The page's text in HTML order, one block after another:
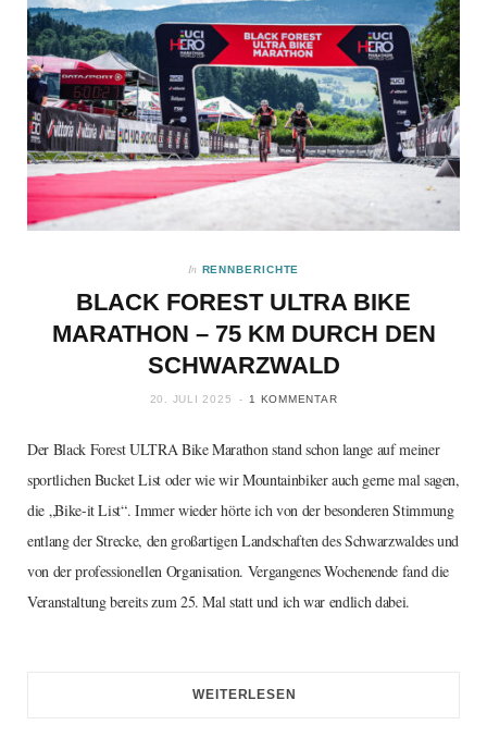
TEST
Mehr Training bedeutet nicht automatisch…
GESCHENKIDEEN FÜR RADFAHRER
Weihnachten rückt näher und vielleicht…
Leogang kannte ich bisher nur…
In RENNBERICHTE
BLACK FOREST ULTRA BIKE
MARATHON – 75 KM DURCH DEN
SCHWARZWALD
20. JULI 2025 1 KOMMENTAR
Der Black Forest ULTRA Bike Marathon stand schon lange auf meiner
sportlichen Bucket List oder wie wir Mountainbiker auch gerne mal sagen,
die „Bike-it List“. Immer wieder hörte ich von der besonderen Stimmung
entlang der Strecke, den großartigen Landschaften des Schwarzwaldes und
von der professionellen Organisation. Vergangenes Wochenende fand die
Veranstaltung bereits zum 25. Mal statt und ich war endlich dabei.
WEITERLESEN